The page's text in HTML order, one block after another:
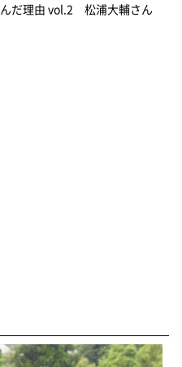
んだ理由 vol.2 松浦大輔さん